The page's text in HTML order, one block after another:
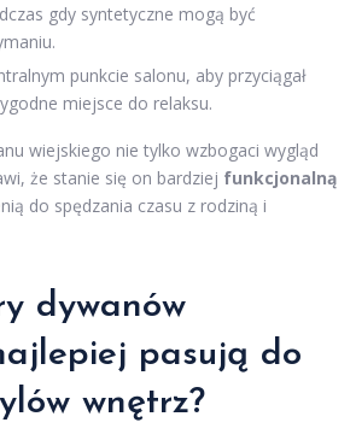
gdy syntetyczne mogą być
punkcie salonu, aby przyciągał
miejsce do relaksu.
wiejskiego nie tylko wzbogaci wygląd
że stanie się on bardziej funkcjonalną
do spędzania czasu z rodziną i
dywanów
pasują do
wnętrz?